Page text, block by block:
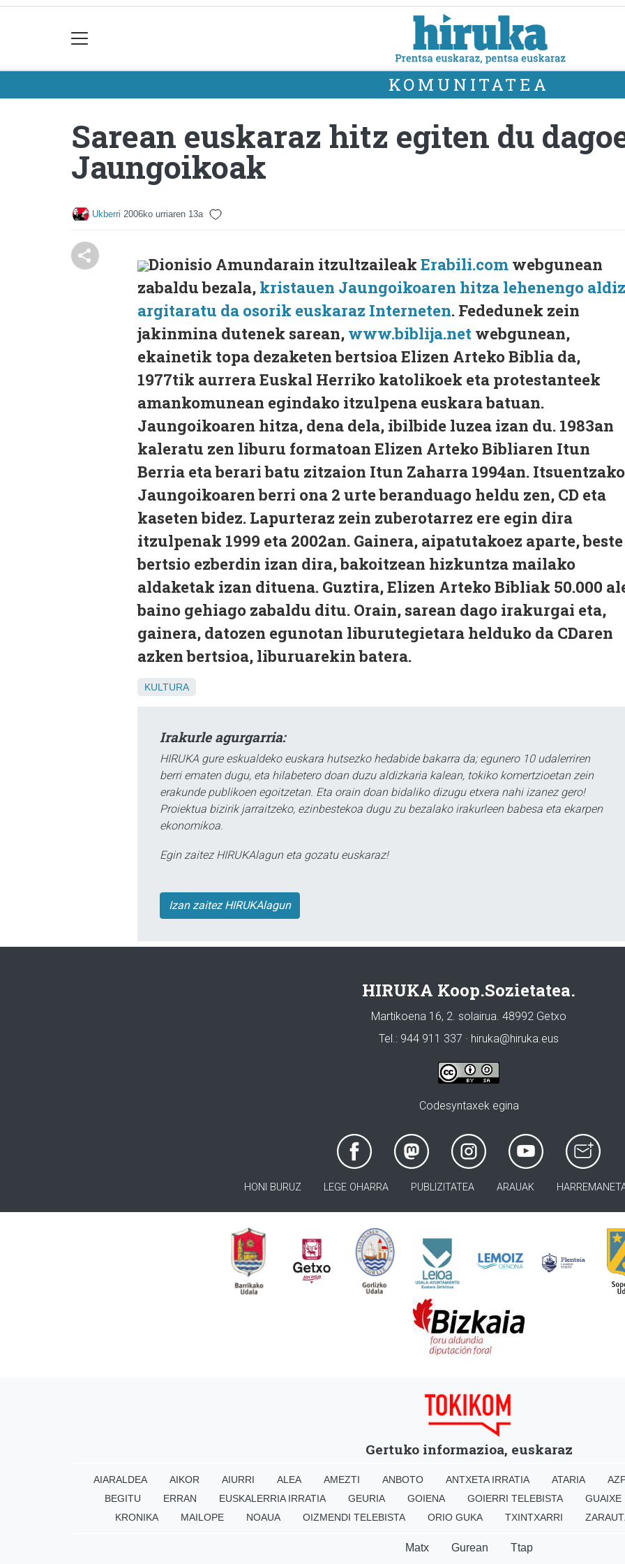
KOMUNITATEA
Sarean euskaraz hitz egiten du
Jaungoikoak
Ukberri 2006ko urriaren 13a
Dionisio Amundarain itzultzaileak Erabili.com webgunean
zabaldu bezala, kristauen Jaungoikoaren hitza lehenengo aldiz
argitaratu da osorik euskaraz Interneten. Fededunek zein
jakinmina dutenek sarean, www.biblija.net webgunean,
ekainetik topa dezaketen bertsioa Elizen Arteko Biblia da,
1977tik aurrera Euskal Herriko katolikoek eta protestanteek
amankomunean egindako itzulpena euskara batuan.
Jaungoikoaren hitza, dena dela, ibilbide luzea izan du. 1983an
kaleratu zen liburu formatoan Elizen Arteko Bibliaren Itun
Berria eta berari batu zitzaion Itun Zaharra 1994an. Itsuentzako
Jaungoikoaren berri ona 2 urte beranduago heldu zen, CD eta
kaseten bidez. Lapurteraz zein zuberotarrez ere egin dira
itzulpenak 1999 eta 2002an. Gainera, aipatutakoez aparte,
bertsio ezberdin izan dira, bakoitzean hizkuntza mailako
aldaketak izan dituena. Guztira, Elizen Arteko Bibliak 50.000
baino gehiago zabaldu ditu. Orain, sarean dago irakurgai eta,
gainera, datozen egunotan liburutegietara helduko da CDaren
azken bertsioa, liburuarekin batera.
KULTURA
Irakurle agurgarria:
HIRUKA gure eskualdeko euskara hutsezko hedabide bakarra da; egunero 10 udalerriren
berri ematen dugu, eta hilabetero doan duzu aldizkaria kalean, tokiko komertzioetan zein
erakunde publikoen egoitzetan. Eta orain doan bidaliko dizugu etxera nahi izanez gero!
Proiektua bizirik jarraitzeko, ezinbestekoa dugu zu bezalako irakurleen babesa eta ekarpen
ekonomikoa.
Egin zaitez HIRUKAlagun eta gozatu euskaraz!
Izan zaitez HIRUKAlagun
HIRUKA Koop.Sozietatea.
Martikoena 16, 2. solairua. 48992 Getxo
Tel.: 944 911 337 · hiruka@hiruka.eus
Codesyntaxek egina
HONI BURUZ LEGE OHARRA PUBLIZITATEA ARAUAK
Gertuko informazioa, euskaraz
AIARALDEA AIKOR AIURRI ALEA AMEZTI ANBOTO ANTXETA IRRATIA ATARIA
BEGITU
ERRAN EUSKALERRIA IRRATIA GEURIA GOIENA GOIERRI TELEBISTA
GUAIXE
KRONIKA
MAILOPE NOAUA OIZMENDI TELEBISTA ORIO GUKA TXINTXARRI
Matx Gurean Ttap